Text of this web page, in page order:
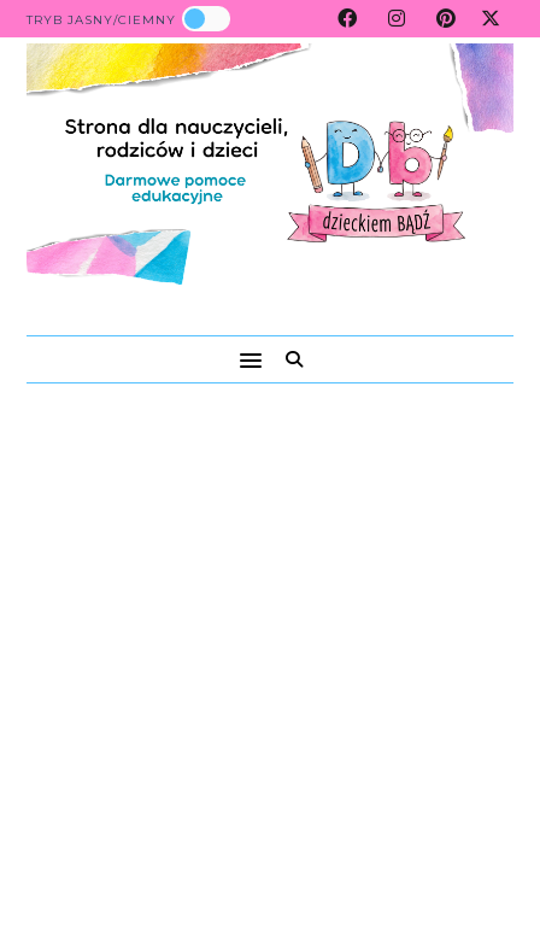
TRYB JASNY/CIEMNY